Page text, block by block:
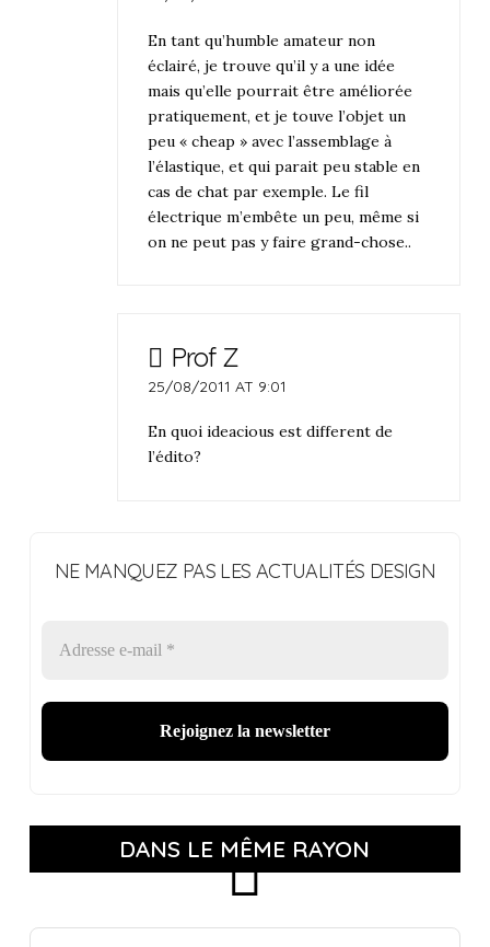
En tant qu’humble amateur non
éclairé, je trouve qu’il y a une idée
mais qu’elle pourrait être améliorée
pratiquement, et je touve l’objet un
peu « cheap » avec l’assemblage à
l’élastique, et qui parait peu stable en
cas de chat par exemple. Le fil
électrique m’embête un peu, même si
on ne peut pas y faire grand-chose..
Prof Z
25/08/2011 AT 9:01
En quoi ideacious est different de
l’édito?
NE MANQUEZ PAS LES ACTUALITÉS DESIGN
DANS LE MÊME RAYON